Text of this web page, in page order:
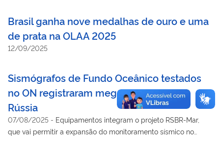
Brasil ganha nove medalhas de ouro e uma
de prata na OLAA 2025
12/09/2025
Sismógrafos de Fundo Oceânico testados
no ON registraram megaterremoto na
Rússia
07/08/2025 - Equipamentos integram o projeto RSBR-Mar,
que vai permitir a expansão do monitoramento sísmico no